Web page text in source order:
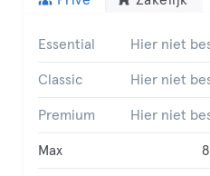
Essential Hier niet
Classic Hier niet
Premium Hier niet
Max